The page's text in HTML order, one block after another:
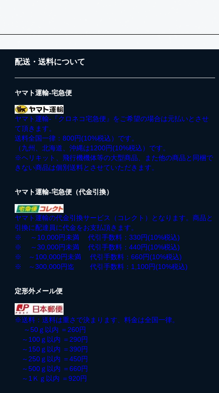
配送・送料について
ヤマト運輸-宅急便
ヤマト運輸-『クロネコ宅急便』をご希望の場合は元払いとさせ
て頂きます。
送料全国一律：800円(10%税込）です。
（九州、北海道、沖縄は1200円(10%税込）です。
※ヘリキット、飛行機機体等の大型商品、また他の商品と同梱で
きない商品は個別送料とさせていただきます。
ヤマト運輸-宅急便（代金引換）
ヤマト運輸の代金引換サービス（コレクト）となります。商品と
引換に配達員に代金をお支払頂きます。
※ ～10,000円未満 代引手数料：330円(10%税込)
※ ～30,000円未満 代引手数料：440円(10%税込)
※ ～100,000円未満 代引手数料：660円(10%税込)
※ ～300,000円迄 代引手数料：1,100円(10%税込)
定形外メール便
※送料：送料は重さで決まります、料金は全国一律。
～50ｇ以内 ＝260円
～100ｇ以内 ＝290円
～150ｇ以内 ＝390円
～250ｇ以内 ＝450円
～500ｇ以内 ＝660円
～1Ｋｇ以内 ＝920円